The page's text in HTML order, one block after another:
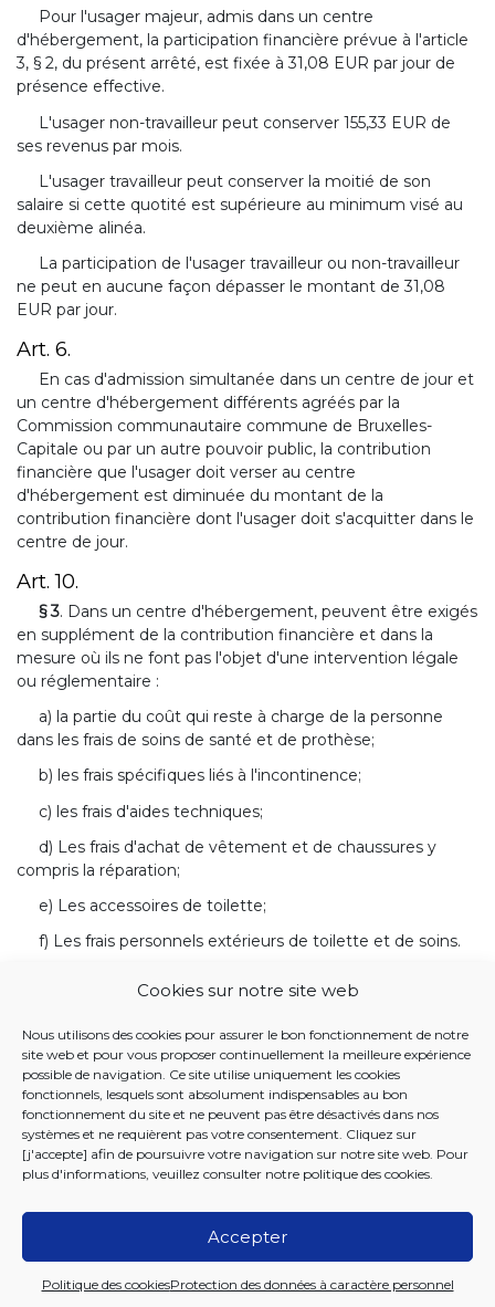
Cookies sur notre site web
Nous utilisons des cookies pour assurer le bon fonctionnement de notre
site web et pour vous proposer continuellement la meilleure expérience
possible de navigation. Ce site utilise uniquement les cookies
fonctionnels, lesquels sont absolument indispensables au bon
fonctionnement du site et ne peuvent pas être désactivés dans nos
systèmes et ne requièrent pas votre consentement. Cliquez sur
[j'accepte] afin de poursuivre votre navigation sur notre site web. Pour
plus d'informations, veuillez consulter notre politique des cookies.
Accepter
Politique des cookiesProtection des données à caractère personnel
Pour l'usager majeur, admis dans un centre
d'hébergement, la participation financière prévue à l'article
3, § 2, du présent arrêté, est fixée à 31,08 EUR par jour de
présence effective.
L'usager non-travailleur peut conserver 155,33 EUR de
ses revenus par mois.
L'usager travailleur peut conserver la moitié de son
salaire si cette quotité est supérieure au minimum visé au
deuxième alinéa.
La participation de l'usager travailleur ou non-travailleur
ne peut en aucune façon dépasser le montant de 31,08
EUR par jour.
Art. 6.
En cas d'admission simultanée dans un centre de jour et
un centre d'hébergement différents agréés par la
Commission communautaire commune de Bruxelles-
Capitale ou par un autre pouvoir public, la contribution
financière que l'usager doit verser au centre
d'hébergement est diminuée du montant de la
contribution financière dont l'usager doit s'acquitter dans le
centre de jour.
Art. 10.
§ 3. Dans un centre d'hébergement, peuvent être exigés
en supplément de la contribution financière et dans la
mesure où ils ne font pas l'objet d'une intervention légale
ou réglementaire :
a) la partie du coût qui reste à charge de la personne
dans les frais de soins de santé et de prothèse;
b) les frais spécifiques liés à l'incontinence;
c) les frais d'aides techniques;
d) Les frais d'achat de vêtement et de chaussures y
compris la réparation;
e) Les accessoires de toilette;
f) Les frais personnels extérieurs de toilette et de soins.
BANQUE DE DONNÉES JUSTEL
10 DECEMBRE 2009. - Arrêté du Collège réuni
déterminant la participation financière des personnes
handicapées admis dans les centres ou services
dépendant de la Commission communautaire
commune de Bruxelles-Capitale
2026 Iriscare